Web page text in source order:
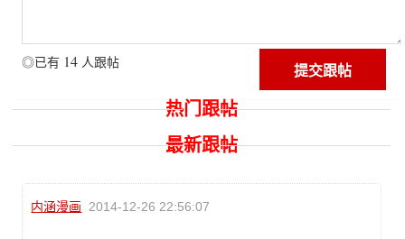
◎已有 14 人跟帖
热门跟帖
最新跟帖
内涵漫画 2014-12-26 22:56:07